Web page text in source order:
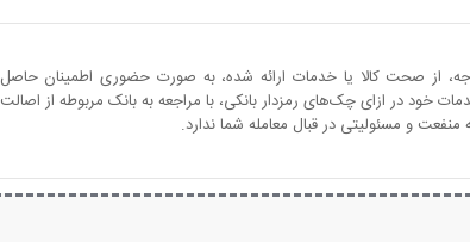
از صحت کالا یا خدمات ارائه شده، به صورت حضوری اطمینان حاصل
خود در ازای چک‌های رمزدار بانکی، با مراجعه به بانک مربوطه از اصالت
و مسئولیتی در قبال معامله شما ندارد.